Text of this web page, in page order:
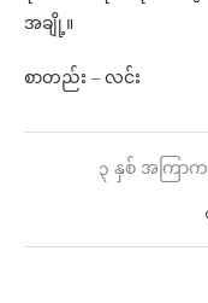
အချို့။
စာတည်း – လင်း
၃ နှစ် အကြာက